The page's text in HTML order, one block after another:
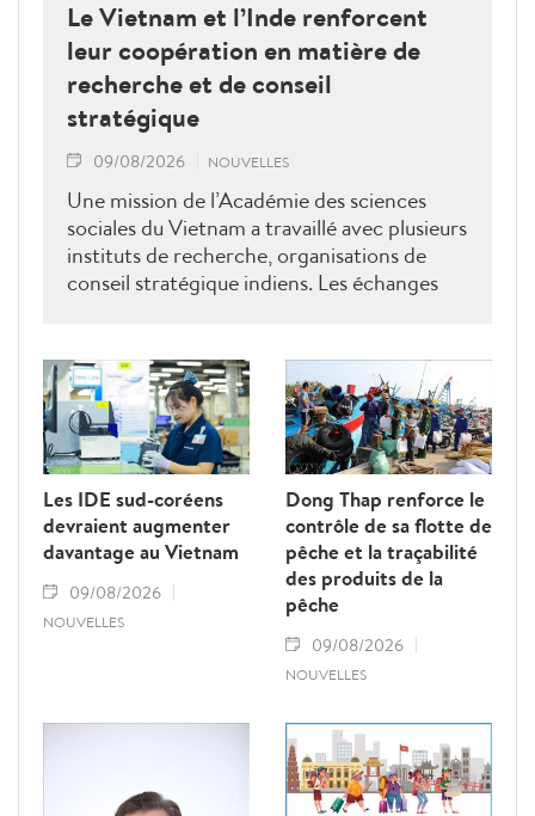
Le Vietnam et l’Inde renforcent
leur coopération en matière de
recherche et de conseil
stratégique
09/08/2026 NOUVELLES
Une mission de l’Académie des sciences
sociales du Vietnam a travaillé avec plusieurs
instituts de recherche, organisations de
conseil stratégique indiens. Les échanges
formation, de conseil stratégique et de mise
en réseau académique, contribuant ainsi à
approfondir le partenariat stratégique
global renforcé entre le Vietnam et l’Inde.
Les IDE sud-coréens
devraient augmenter
davantage au Vietnam
09/08/2026
NOUVELLES
Dong Thap renforce le
contrôle de sa flotte de
pêche et la traçabilité
des produits de la
pêche
09/08/2026
NOUVELLES